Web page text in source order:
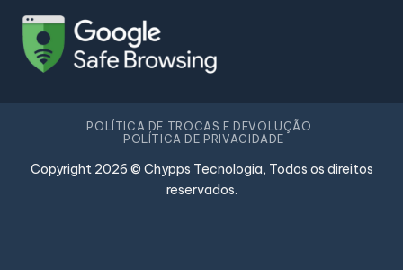
POLÍTICA DE TROCAS E DEVOLUÇÃO
POLÍTICA DE PRIVACIDADE
Copyright 2026 © Chypps Tecnologia, Todos os direitos
reservados.